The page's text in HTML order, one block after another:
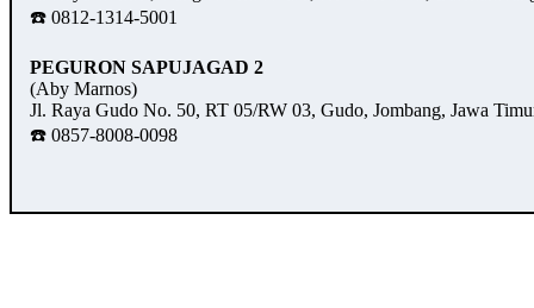
☎️ 0812-1314-5001
PEGURON SAPUJAGAD 2
(Aby Marnos)
Jl. Raya Gudo No. 50, RT 05/RW 03, Gudo, Jombang, Jawa
☎️ 0857-8008-0098